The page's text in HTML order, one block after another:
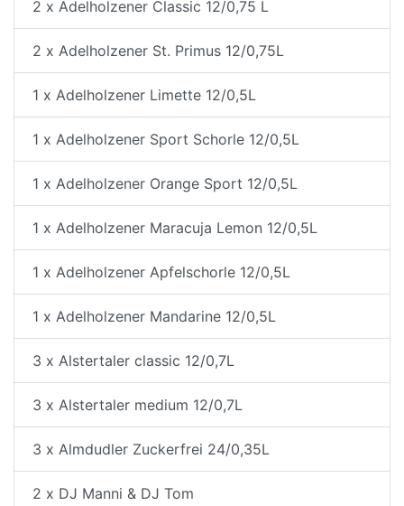
2 x Adelholzener Classic 12/0,75 L
2 x Adelholzener St. Primus 12/0,75L
1 x Adelholzener Limette 12/0,5L
1 x Adelholzener Sport Schorle 12/0,5L
1 x Adelholzener Orange Sport 12/0,5L
1 x Adelholzener Maracuja Lemon 12/0,5L
1 x Adelholzener Apfelschorle 12/0,5L
1 x Adelholzener Mandarine 12/0,5L
3 x Alstertaler classic 12/0,7L
3 x Alstertaler medium 12/0,7L
3 x Almdudler Zuckerfrei 24/0,35L
2 x DJ Manni & DJ Tom